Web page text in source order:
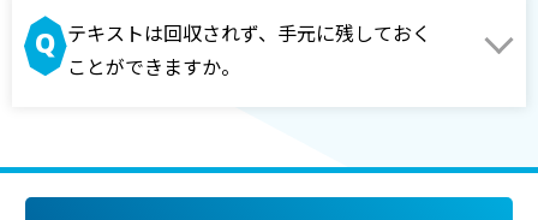
テキストは回収されず、手元に残しておく
ことができますか。